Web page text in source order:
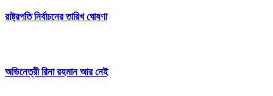
রাষ্ট্রপতি নির্বাচনের তারিখ ঘোষণা
অভিনেত্রী রিনা রহমান আর নেই